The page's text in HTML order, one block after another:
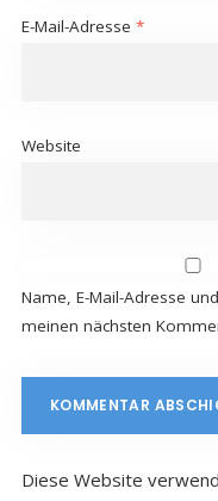
E-Mail-Adresse *
Website
Name, E-Mail-Adresse
meinen nächsten
Diese Website